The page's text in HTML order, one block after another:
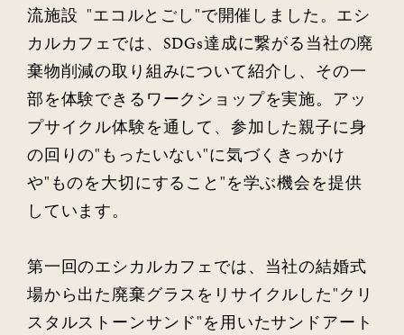
流施設 "エコルとごし"で開催しました。エシ
カルカフェでは、SDGs達成に繋がる当社の廃
棄物削減の取り組みについて紹介し、その一
部を体験できるワークショップを実施。アッ
プサイクル体験を通して、参加した親子に身
の回りの"もったいない"に気づくきっかけ
や"ものを大切にすること"を学ぶ機会を提供
しています。
第一回のエシカルカフェでは、当社の結婚式
場から出た廃棄グラスをリサイクルした"クリ
スタルストーンサンド"を用いたサンドアート